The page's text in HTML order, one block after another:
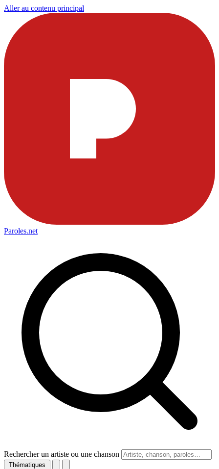
Aller au contenu principal
Paroles.net
Rechercher un artiste ou une chanson
Thématiques